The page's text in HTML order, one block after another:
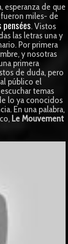
esperanza de que
miles- de
. Vistos
las letras una y
Por primera
y nosotras
primera
de duda, pero
público el
temas
lo ya conocidos
En una palabra,
Le Mouvement